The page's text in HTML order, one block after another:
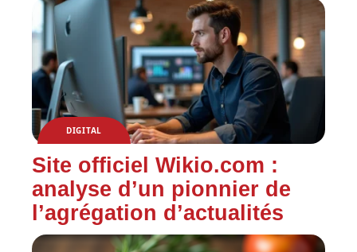
DIGITAL
Site officiel Wikio.com :
analyse d’un pionnier de
l’agrégation d’actualités